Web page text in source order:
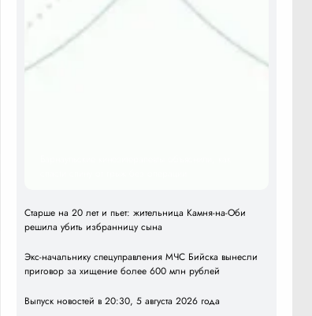
Старше на 20 лет и пьет: жительница Камня-на-Оби
решила убить избранницу сына
Экс-начальнику спецуправления МЧС Бийска вынесли
приговор за хищение более 600 млн рублей
Выпуск новостей в 20:30, 5 августа 2026 года